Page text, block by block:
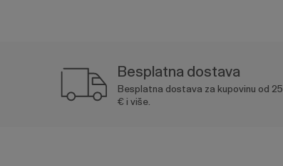
Besplatna dostava
Besplatna dostava za kupovinu od 25
€ i više.